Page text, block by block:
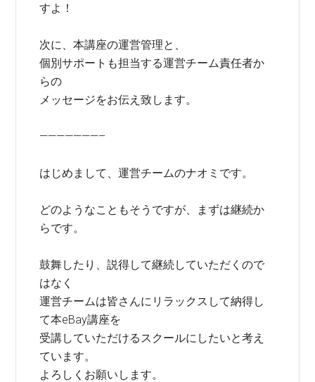
すよ！
次に、本講座の運営管理と、
個別サポートも担当する運営チーム責任者か
らの
メッセージをお伝え致します。
———————–
はじめまして、運営チームのナオミです。
どのようなこともそうですが、まずは継続か
らです。
鼓舞したり、説得して継続していただくので
はなく
運営チームは皆さんにリラックスして納得し
て本eBay講座を
受講していただけるスクールにしたいと考え
ています。
よろしくお願いします。